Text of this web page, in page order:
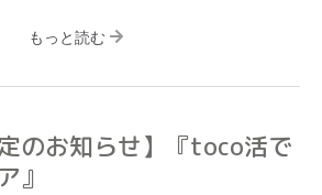
もっと読む
のお知らせ】『toco活で
』